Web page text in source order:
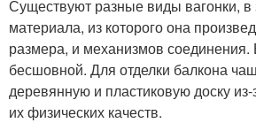
Существуют разные виды вагонки, в
материала, из которого она
размера, и механизмов
бесшовной. Для отделки балкона
деревянную и пластиковую доску
их физических качеств.